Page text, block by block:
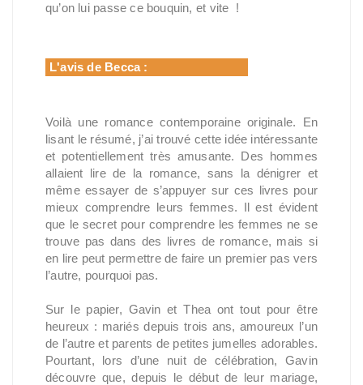
qu’on lui passe ce bouquin, et vite !
L'avis de Becca :
Voilà une romance contemporaine originale. En
lisant le résumé, j’ai trouvé cette idée intéressante
et potentiellement très amusante. Des hommes
allaient lire de la romance, sans la dénigrer et
même essayer de s’appuyer sur ces livres pour
mieux comprendre leurs femmes. Il est évident
que le secret pour comprendre les femmes ne se
trouve pas dans des livres de romance, mais si
en lire peut permettre de faire un premier pas vers
l’autre, pourquoi pas.
Sur le papier, Gavin et Thea ont tout pour être
heureux : mariés depuis trois ans, amoureux l’un
de l’autre et parents de petites jumelles adorables.
Pourtant, lors d’une nuit de célébration, Gavin
découvre que, depuis le début de leur mariage,